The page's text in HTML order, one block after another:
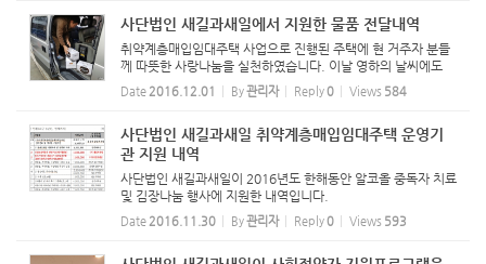
사단법인 새길과새일에서 지원한 물품 전달내역
취약계층매입임대주택 사업으로 진행된 주택에 현 거주자 분들
께 따뜻한 사랑나눔을 실천하였습니다. 이날 영하의 날씨에도
불구하고 봉사해 주신 봉사자 및 실무자들께 진심으로 감사드립
니다. 앞으로도 많은 도움 부탁드립니다. 겨울나기 위해 꼭 필요
Date 2016.12.01 By관리자 Reply0 Views 584
사단법인 새길과새일 취약계층매입임대주택 운영기
관 지원 내역
사단법인 새길과새일이 2016년도 한해동안 알코올 중독자 치료
및 김장나눔 행사에 지원한 내역입니다.
Date 2016.11.30 By관리자 Reply0 Views 593